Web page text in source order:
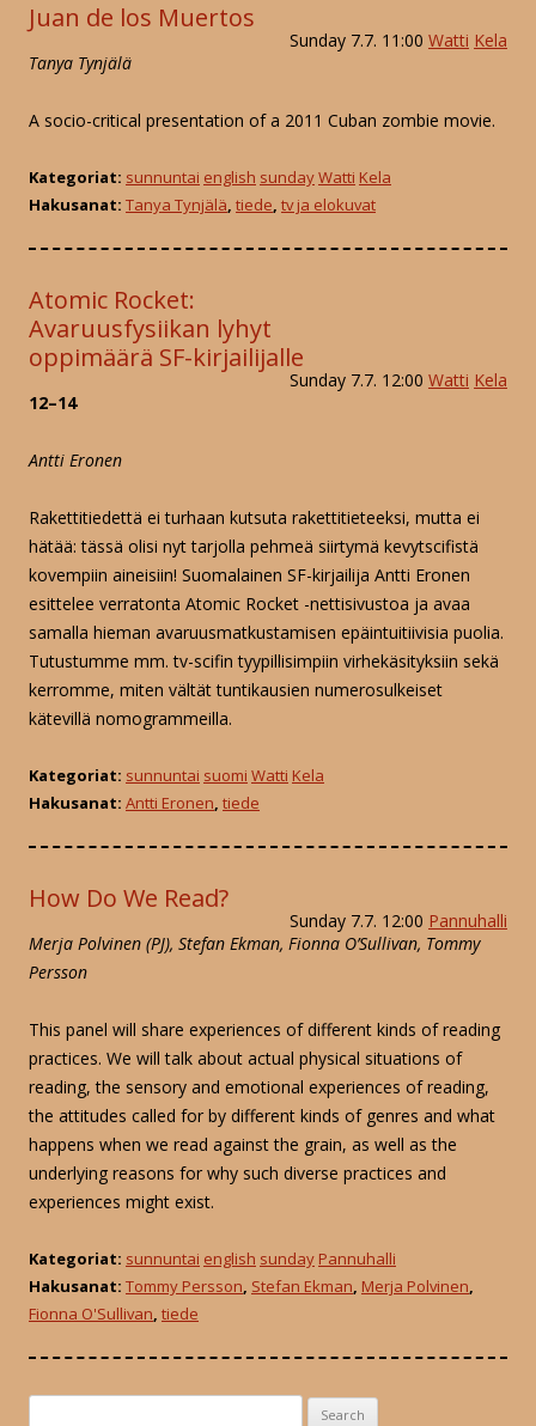
Juan de los Muertos
Sunday 7.7. 11:00 Watti Kela
Tanya Tynjälä
A socio-critical presentation of a 2011 Cuban zombie movie.
Kategoriat: sunnuntai english sundayWatti Kela
Hakusanat: Tanya Tynjälä, tiede, tv ja elokuvat
Atomic Rocket:
Avaruusfysiikan lyhyt
oppimäärä SF-kirjailijalle
Sunday 7.7. 12:00 Watti Kela
12–14
Antti Eronen
Rakettitiedettä ei turhaan kutsuta rakettitieteeksi, mutta ei
hätää: tässä olisi nyt tarjolla pehmeä siirtymä kevytscifistä
kovempiin aineisiin! Suomalainen SF-kirjailija Antti Eronen
esittelee verratonta Atomic Rocket -nettisivustoa ja avaa
samalla hieman avaruusmatkustamisen epäintuitiivisia puolia.
Tutustumme mm. tv-scifin tyypillisimpiin virhekäsityksiin sekä
kerromme, miten vältät tuntikausien numerosulkeiset
kätevillä nomogrammeilla.
Kategoriat: sunnuntai suomi Watti Kela
Hakusanat: Antti Eronen, tiede
How Do We Read?
Sunday 7.7. 12:00 Pannuhalli
Merja Polvinen (PJ), Stefan Ekman, Fionna O’Sullivan, Tommy
Persson
This panel will share experiences of different kinds of reading
practices. We will talk about actual physical situations of
reading, the sensory and emotional experiences of reading,
the attitudes called for by different kinds of genres and what
happens when we read against the grain, as well as the
underlying reasons for why such diverse practices and
experiences might exist.
Kategoriat: sunnuntai english sunday Pannuhalli
Hakusanat: Tommy Persson, Stefan Ekman, Merja Polvinen,
Fionna O'Sullivan, tiede